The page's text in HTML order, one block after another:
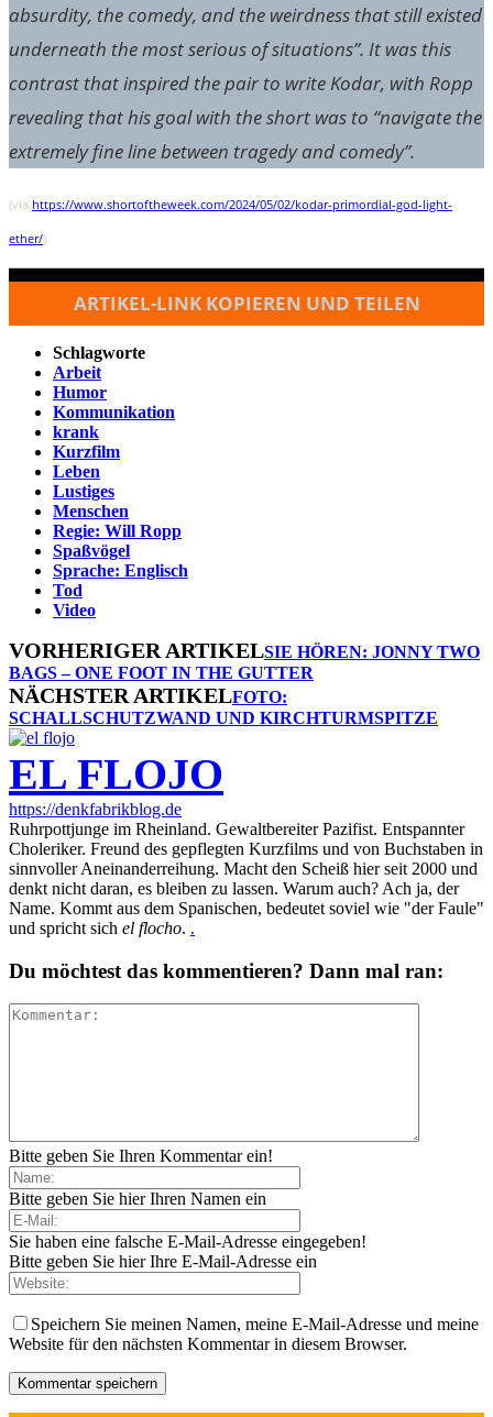
absurdity, the comedy, and the weirdness that still existed
underneath the most serious of situations”. It was this
contrast that inspired the pair to write Kodar, with Ropp
revealing that his goal with the short was to “navigate the
extremely fine line between tragedy and comedy”.
(via https://www.shortoftheweek.com/2024/05/02/kodar-primordial-god-light-
ether/)
ARTIKEL-LINK KOPIEREN UND TEILEN
Schlagworte
Arbeit
Humor
Kommunikation
krank
Kurzfilm
Leben
Lustiges
Menschen
Regie: Will Ropp
Spaßvögel
Sprache: Englisch
Tod
Video
VORHERIGER ARTIKELSIE HÖREN: JONNY TWO
BAGS – ONE FOOT IN THE GUTTER
NÄCHSTER ARTIKELFOTO:
SCHALLSCHUTZWAND UND KIRCHTURMSPITZE
EL FLOJO
https://denkfabrikblog.de
Ruhrpottjunge im Rheinland. Gewaltbereiter Pazifist. Entspannter
Choleriker. Freund des gepflegten Kurzfilms und von Buchstaben in
sinnvoller Aneinanderreihung. Macht den Scheiß hier seit 2000 und
denkt nicht daran, es bleiben zu lassen. Warum auch? Ach ja, der
Name. Kommt aus dem Spanischen, bedeutet soviel wie "der Faule"
und spricht sich el flocho. .
Du möchtest das kommentieren? Dann mal ran:
Bitte geben Sie Ihren Kommentar ein!
Bitte geben Sie hier Ihren Namen ein
Sie haben eine falsche E-Mail-Adresse eingegeben!
Bitte geben Sie hier Ihre E-Mail-Adresse ein
Speichern Sie meinen Namen, meine E-Mail-Adresse und meine
Website für den nächsten Kommentar in diesem Browser.